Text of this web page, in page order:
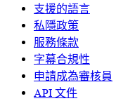
支援的語言
私隱政策
服務條款
字幕合規性
申請成為審核員
API 文件